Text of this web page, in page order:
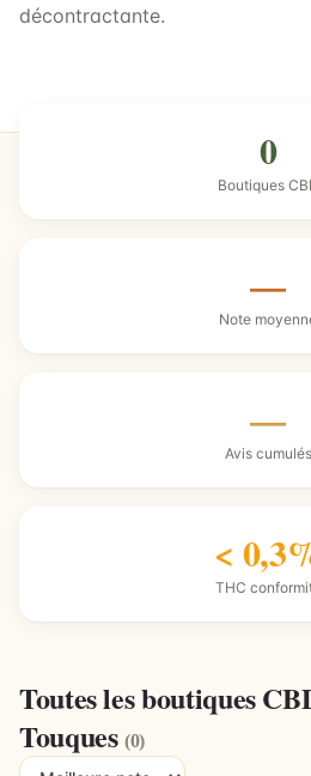
décontractante.
0
Boutiques
—
Note
—
Avis cumulés
<
THC
Toutes les boutiques
Touques(0)